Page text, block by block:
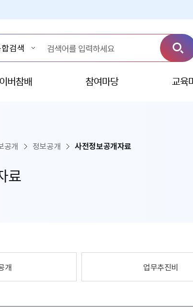
버참배 참여마당 교육
료
공개 정보공개 사전정보공개자료
개 업무추진비